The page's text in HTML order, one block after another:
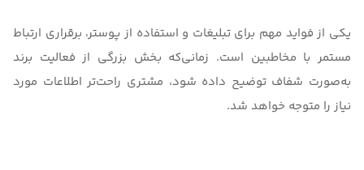
یکی از فواید مهم برای تبلیغات و استفاده از پوستر، برقراری ارتباط
مستمر با مخاطبین است. زمانی‌که بخش بزرگی از فعالیت برند
به‌صورت شفاف توضیح داده شود، مشتری راحت‌تر اطلاعات مورد
نیاز را متوجه خواهد شد.